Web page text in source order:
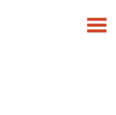
